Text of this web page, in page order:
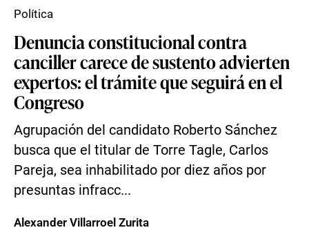
Denuncia constitucional contra
canciller carece de sustento advierten
expertos: el trámite que seguirá en el
Congreso
Agrupación del candidato Roberto Sánchez
busca que el titular de Torre Tagle, Carlos
Pareja, sea inhabilitado por diez años por
presuntas infracc...
Política
Alexander Villarroel Zurita